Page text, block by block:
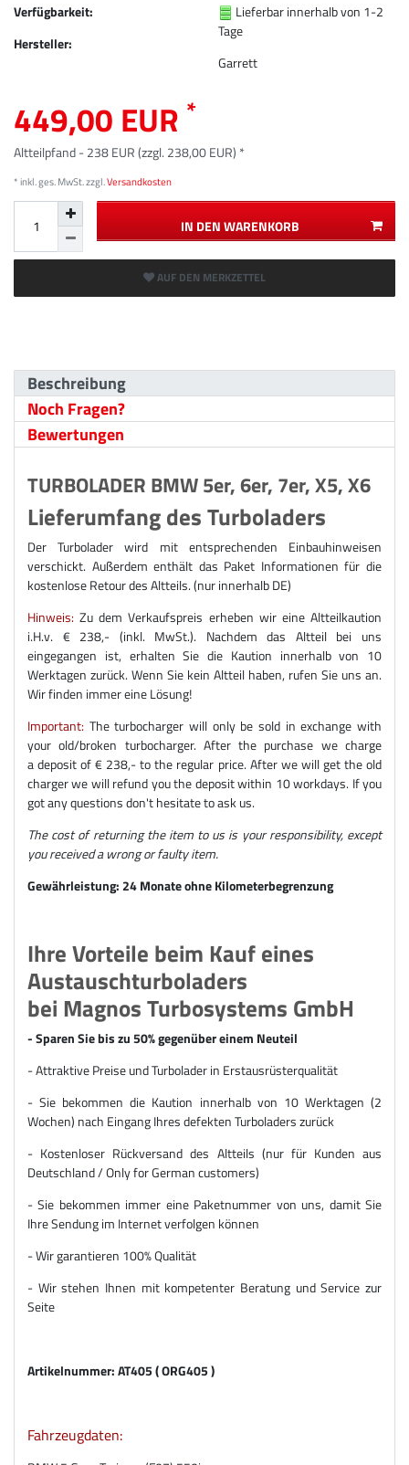
Verfügbarkeit:
Hersteller:
Lieferbar innerhalb von 1-2
Tage
Garrett
449,00 EUR *
Altteilpfand - 238 EUR (zzgl. 238,00 EUR) *
* inkl. ges. MwSt. zzgl.Versandkosten
IN DEN WARENKORB
AUF DEN MERKZETTEL
Beschreibung
Noch Fragen?
Bewertungen
TURBOLADER BMW 5er, 6er, 7er, X5, X6
Lieferumfang des Turboladers
Der Turbolader wird mit entsprechenden Einbauhinweisen
verschickt. Außerdem enthält das Paket Informationen für die
kostenlose Retour des Altteils. (nur innerhalb DE)
Hinweis: Zu dem Verkaufspreis erheben wir eine Altteilkaution
i.H.v. € 238,- (inkl. MwSt.). Nachdem das Altteil bei uns
eingegangen ist, erhalten Sie die Kaution innerhalb von 10
Werktagen zurück. Wenn Sie kein Altteil haben, rufen Sie uns an.
Wir finden immer eine Lösung!
Important: The turbocharger will only be sold in exchange with
your old/broken turbocharger. After the purchase we charge
a deposit of € 238,- to the regular price. After we will get the old
charger we will refund you the deposit within 10 workdays. If you
got any questions don't hesitate to ask us.
The cost of returning the item to us is your responsibility, except
you received a wrong or faulty item.
Gewährleistung: 24 Monate ohne Kilometerbegrenzung
Ihre Vorteile beim Kauf eines
Austauschturboladers
bei Magnos Turbosystems GmbH
- Sparen Sie bis zu 50% gegenüber einem Neuteil
- Attraktive Preise und Turbolader in Erstausrüsterqualität
- Sie bekommen die Kaution innerhalb von 10 Werktagen (2
Wochen) nach Eingang Ihres defekten Turboladers zurück
- Kostenloser Rückversand des Altteils (nur für Kunden aus
Deutschland / Only for German customers)
- Sie bekommen immer eine Paketnummer von uns, damit Sie
Ihre Sendung im Internet verfolgen können
- Wir garantieren 100% Qualität
- Wir stehen Ihnen mit kompetenter Beratung und Service zur
Seite
Artikelnummer: AT405 ( ORG405 )
Fahrzeugdaten: